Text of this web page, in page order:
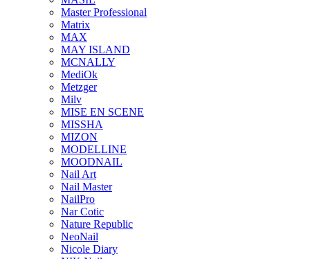
Master Professional
Matrix
MAX
MAY ISLAND
MCNALLY
MediOk
Metzger
Milv
MISE EN SCENE
MISSHA
MIZON
MODELLINE
MOODNAIL
Nail Art
Nail Master
NailPro
Nar Cotic
Nature Republic
NeoNail
Nicole Diary